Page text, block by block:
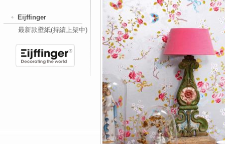
Eijffinger
最新款壁紙(持續上架中)